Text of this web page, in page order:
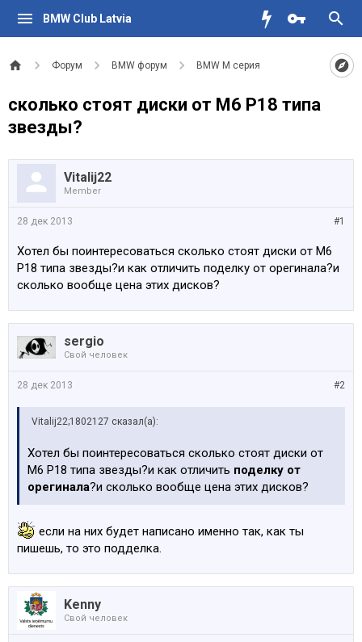
BMW Club Latvia
Форум BMW форум BMW M серия
сколько стоят диски от М6 Р18 типа
звезды?
Vitalij22
Member
#1
28 дек 2013
Хотел бы поинтересоваться сколько стоят диски от М6
Р18 типа звезды?и как отличить поделку от орегинала?и
сколько вообще цена этих дисков?
sergio
Свой человек
#2
28 дек 2013
Vitalij22;1802127 сказал(а):
Хотел бы поинтересоваться сколько стоят диски от
М6 Р18 типа звезды?и как отличить поделку от
орегинала?и сколько вообще цена этих дисков?
если на них будет написано именно так, как ты
пишешь, то это подделка.
Kenny
Свой человек